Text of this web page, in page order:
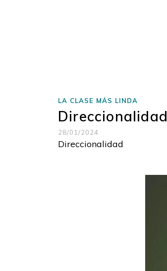
LA CLASE MÁS LINDA
Direccionalidad
28/01/2024
Direccionalidad